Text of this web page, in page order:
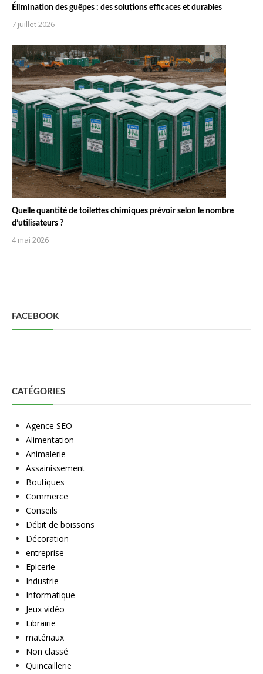
Élimination des guêpes : des solutions efficaces et durables
7 juillet 2026
Quelle quantité de toilettes chimiques prévoir selon le nombre
d’utilisateurs ?
4 mai 2026
FACEBOOK
CATÉGORIES
Agence SEO
Alimentation
Animalerie
Assainissement
Boutiques
Commerce
Conseils
Débit de boissons
Décoration
entreprise
Epicerie
Industrie
Informatique
Jeux vidéo
Librairie
matériaux
Non classé
Quincaillerie